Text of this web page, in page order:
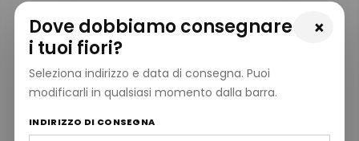
×
Dove dobbiamo consegnare
i tuoi fiori?
Seleziona indirizzo e data di consegna. Puoi
modificarli in qualsiasi momento dalla barra.
INDIRIZZO DI CONSEGNA